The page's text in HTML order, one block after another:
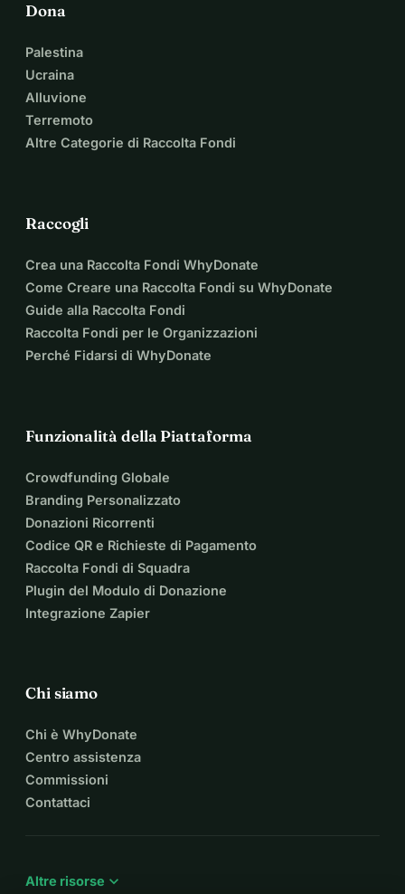
Dona
Palestina
Ucraina
Alluvione
Terremoto
Altre Categorie di Raccolta Fondi
Raccogli
Crea una Raccolta Fondi WhyDonate
Come Creare una Raccolta Fondi su WhyDonate
Guide alla Raccolta Fondi
Raccolta Fondi per le Organizzazioni
Perché Fidarsi di WhyDonate
Funzionalità della Piattaforma
Crowdfunding Globale
Branding Personalizzato
Donazioni Ricorrenti
Codice QR e Richieste di Pagamento
Raccolta Fondi di Squadra
Plugin del Modulo di Donazione
Integrazione Zapier
Chi siamo
Chi è WhyDonate
Centro assistenza
Commissioni
Contattaci
Altre risorse expand_more